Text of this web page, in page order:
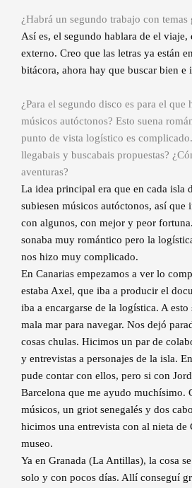
¿Habrá un segundo trabajo con temas
Así es, el segundo hablara de el
externo. Creo que las letras ya están
bitácora, ahora hay que buscar bien e
¿Para el segundo disco es para el que
músicos autóctonos? Esto suena
punto de vista logístico es
llegabais y buscabais propuestas?
aventuras?
La idea principal era que en cada isla
subiesen músicos autóctonos, así que
con algunos, con mejor y peor
sonaba muy romántico pero la
nos hizo muy complicado.
En Canarias empezamos a ver lo
estaba Axel, que iba a producir el
iba a encargarse de la logística. A
mala mar para navegar. Nos dejó
cosas chulas. Hicimos un par de
y entrevistas a personajes de la isla.
pude contar con ellos, pero si con
Barcelona que me ayudo muchísimo.
músicos, un griot senegalés y dos
hicimos una entrevista con al nieta de
museo.
Ya en Granada (La Antillas), la cosa
solo y con pocos días. Allí conseguí